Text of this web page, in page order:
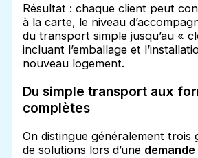
Résultat : chaque client peut
à la carte, le niveau
du transport simple jusqu’au «
incluant l’emballage et
nouveau logement.
Du simple transport aux
complètes
On distingue généralement trois
de solutions lors d’une